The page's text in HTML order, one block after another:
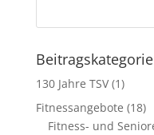
130 Jahre TSV(1)
Fitnessangebote (18)
Fitness- und